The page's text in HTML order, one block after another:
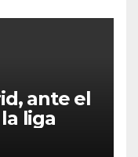
ante el
liga